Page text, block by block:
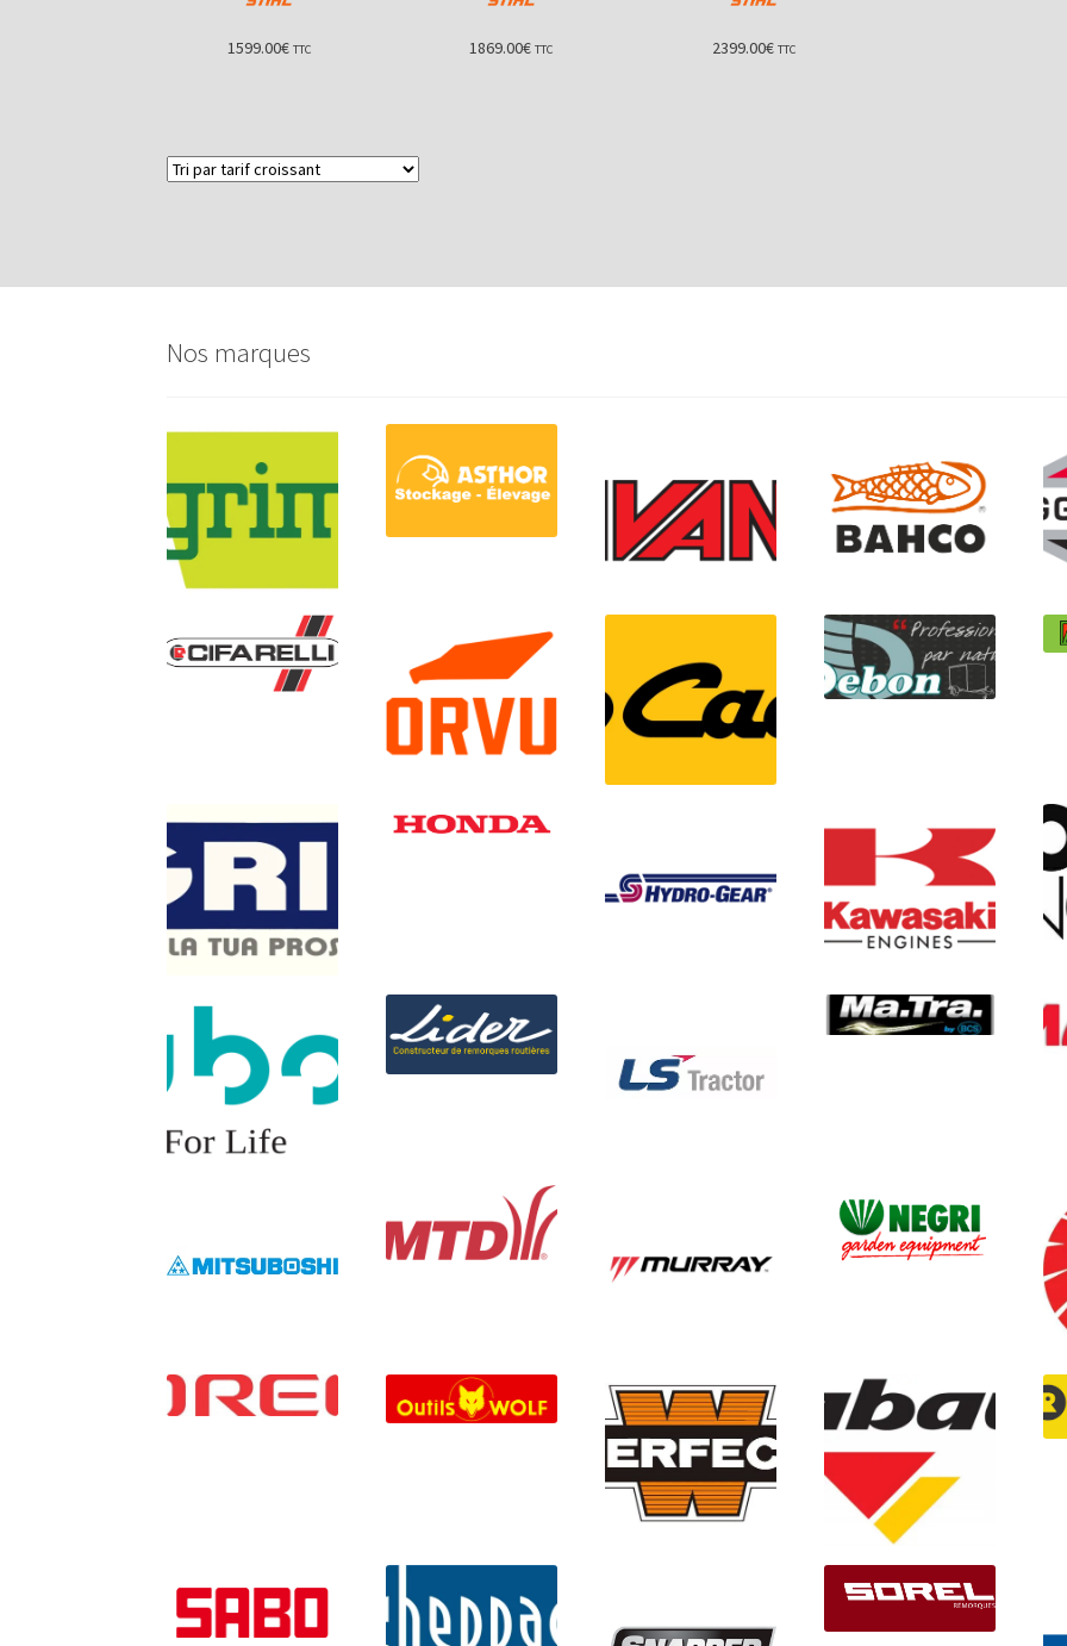
1599.00€ TTC 1869.00€ TTC 2399.00€ TTC
Nos marques